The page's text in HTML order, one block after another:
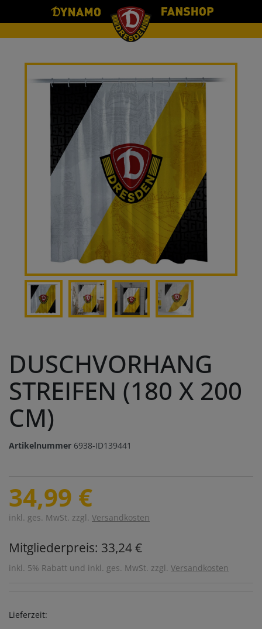
DUSCHVORHANG
STREIFEN (180 X 200
CM)
Artikelnummer 6938-ID139441
34,99 €
inkl. ges. MwSt. zzgl. Versandkosten
Mitgliederpreis: 33,24 €
inkl. 5% Rabatt und inkl. ges. MwSt. zzgl. Versandkosten
Lieferzeit: